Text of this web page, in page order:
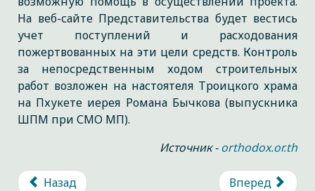
На веб-сайте Представительства будет вестись
учет поступлений и расходования
пожертвованных на эти цели средств. Контроль
за непосредственным ходом строительных
работ возложен на настоятеля Троицкого храма
на Пхукете иерея Романа Бычкова (выпускника
ШПМ при СМО МП).
Источник -orthodox.or.th
Назад Вперед